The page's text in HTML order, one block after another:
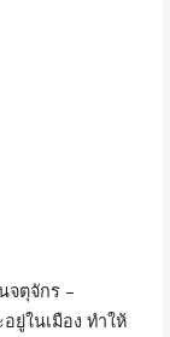
จตุจักร –
ยู่ในเมือง ทำให้